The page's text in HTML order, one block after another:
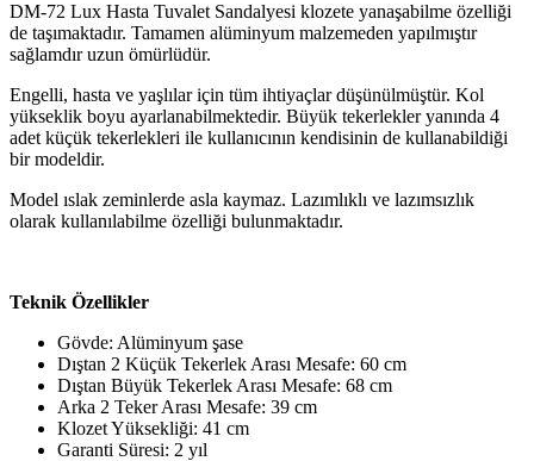
DM-72 Lux Hasta Tuvalet Sandalyesi klozete yanaşabilme özelliği
de taşımaktadır. Tamamen alüminyum malzemeden yapılmıştır
sağlamdır uzun ömürlüdür.
Engelli, hasta ve yaşlılar için tüm ihtiyaçlar düşünülmüştür. Kol
yükseklik boyu ayarlanabilmektedir. Büyük tekerlekler yanında 4
adet küçük tekerlekleri ile kullanıcının kendisinin de kullanabildiği
bir modeldir.
Model ıslak zeminlerde asla kaymaz. Lazımlıklı ve lazımsızlık
olarak kullanılabilme özelliği bulunmaktadır.
Teknik Özellikler
Gövde: Alüminyum şase
Dıştan 2 Küçük Tekerlek Arası Mesafe: 60 cm
Dıştan Büyük Tekerlek Arası Mesafe: 68 cm
Arka 2 Teker Arası Mesafe: 39 cm
Klozet Yüksekliği: 41 cm
Garanti Süresi: 2 yıl